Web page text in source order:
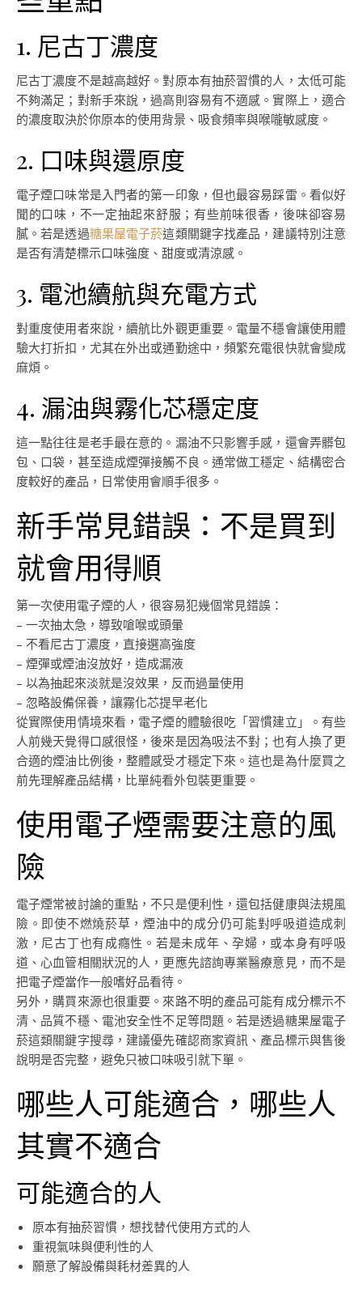
1. 尼古丁濃度
尼古丁濃度不是越高越好。對原本有抽菸習慣的人，太低可能
不夠滿足；對新手來說，過高則容易有不適感。實際上，適合
的濃度取決於你原本的使用背景、吸食頻率與喉嚨敏感度。
2. 口味與還原度
電子煙口味常是入門者的第一印象，但也最容易踩雷。看似好
聞的口味，不一定抽起來舒服；有些前味很香，後味卻容易
膩。若是透過糖果屋電子菸這類關鍵字找產品，建議特別注意
是否有清楚標示口味強度、甜度或清涼感。
3. 電池續航與充電方式
對重度使用者來說，續航比外觀更重要。電量不穩會讓使用體
驗大打折扣，尤其在外出或通勤途中，頻繁充電很快就會變成
麻煩。
4. 漏油與霧化芯穩定度
這一點往往是老手最在意的。漏油不只影響手感，還會弄髒包
包、口袋，甚至造成煙彈接觸不良。通常做工穩定、結構密合
度較好的產品，日常使用會順手很多。
新手常見錯誤：不是買到
就會用得順
第一次使用電子煙的人，很容易犯幾個常見錯誤：
– 一次抽太急，導致嗆喉或頭暈
– 不看尼古丁濃度，直接選高強度
– 煙彈或煙油沒放好，造成漏液
– 以為抽起來淡就是沒效果，反而過量使用
– 忽略設備保養，讓霧化芯提早老化
從實際使用情境來看，電子煙的體驗很吃「習慣建立」。有些
人前幾天覺得口感很怪，後來是因為吸法不對；也有人換了更
合適的煙油比例後，整體感受才穩定下來。這也是為什麼買之
前先理解產品結構，比單純看外包裝更重要。
使用電子煙需要注意的風
險
電子煙常被討論的重點，不只是便利性，還包括健康與法規風
險。即使不燃燒菸草，煙油中的成分仍可能對呼吸道造成刺
激，尼古丁也有成癮性。若是未成年、孕婦，或本身有呼吸
道、心血管相關狀況的人，更應先諮詢專業醫療意見，而不是
把電子煙當作一般嗜好品看待。
另外，購買來源也很重要。來路不明的產品可能有成分標示不
清、品質不穩、電池安全性不足等問題。若是透過糖果屋電子
菸這類關鍵字搜尋，建議優先確認商家資訊、產品標示與售後
說明是否完整，避免只被口味吸引就下單。
哪些人可能適合，哪些人
其實不適合
可能適合的人
原本有抽菸習慣，想找替代使用方式的人
重視氣味與便利性的人
願意了解設備與耗材差異的人